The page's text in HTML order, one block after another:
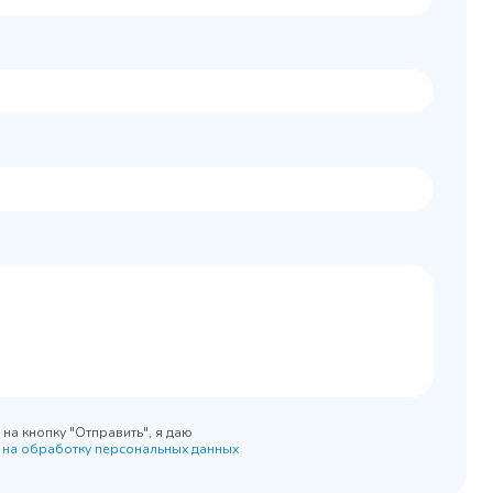
кнопку "Отправить", я даю
на обработку персональных данных